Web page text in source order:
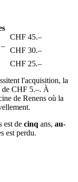
CHF 45.–
–
CHF 30.–
CHF 25.–
l'acquisition, la
de CHF 5.–. À
de Renens où la
est de cinq ans, au-
est perdu.